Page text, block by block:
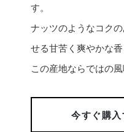
す。
ナッツのようなコク
せる甘苦く爽やかな香
この産地ならではの
今すぐ購入